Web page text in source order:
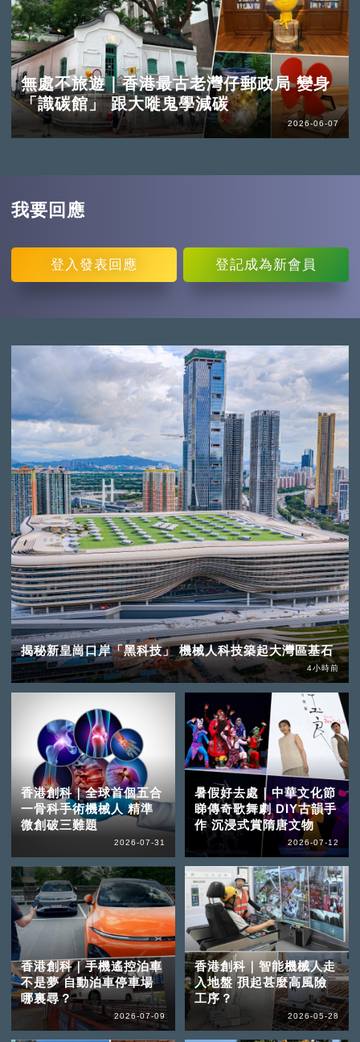
無處不旅遊｜香港最古老灣仔郵政局 變身
「識碳館」 跟大嘥鬼學減碳
2026-06-07
我要回應
登入 發表回應 登記成為新會員
揭秘新皇崗口岸「黑科技」 機械人科技築起大灣區基石
4小時前
香港創科｜全球首個五合
一骨科手術機械人 精準
微創破三難題
2026-07-31
暑假好去處｜中華文化節
睇傳奇歌舞劇 DIY古韻手
作 沉浸式賞隋唐文物
2026-07-12
香港創科｜手機遙控泊車
不是夢 自動泊車停車場
哪裏尋？
2026-07-09
香港創科｜智能機械人走
入地盤 孭起甚麼高風險
工序？
2026-05-28